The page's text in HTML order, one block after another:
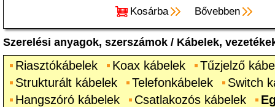
Kosárba
Bővebben
Szerelési anyagok, szerszámok / Kábelek,
Riasztókábelek Koax kábelek
Tűzjelző
Strukturált kábelek
Telefonkábelek
Switch
Hangszóró kábelek
Csatlakozós kábelek